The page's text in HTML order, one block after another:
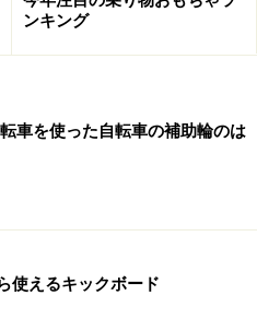
ます。プラスチックや木、
れる素材や大きさ、デザイ
齢の子が乗れるように3輪
ているものも。商品のコン
のから、補助輪外しに重点
しめる！
ランス感覚を養う」という
ンキング
車を使った自転車の補助輪のは
使えるキックボード